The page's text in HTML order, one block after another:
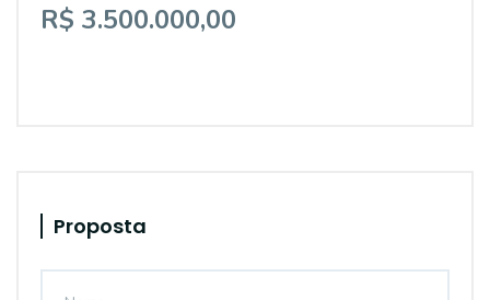
R$ 3.500.000,00
Proposta